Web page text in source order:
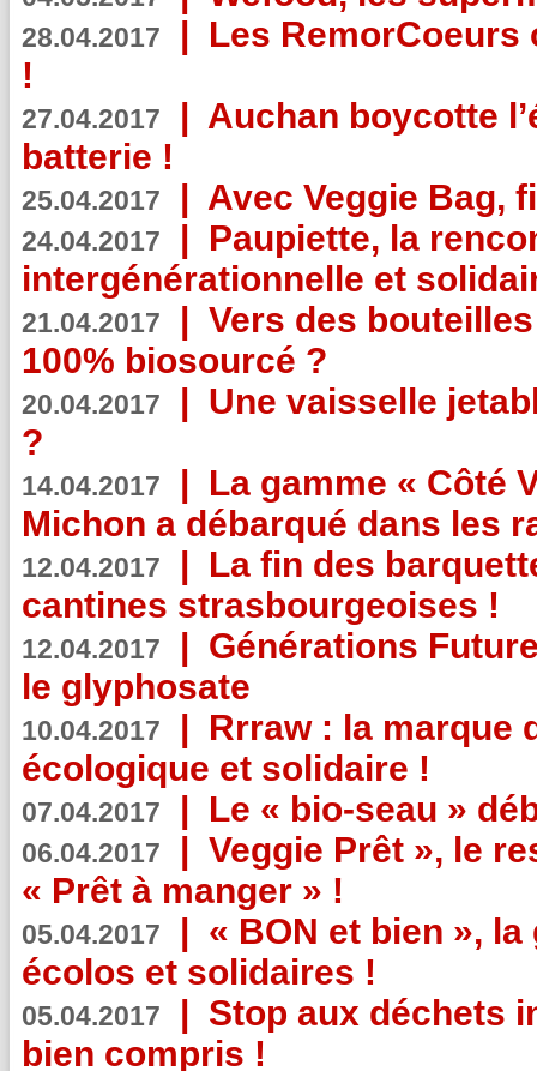
28.04.2017 | Les RemorCoeurs
!
27.04.2017 | Auchan boycotte
batterie !
25.04.2017 | Avec Veggie Bag,
24.04.2017 | Paupiette, la
intergénérationnelle et
21.04.2017 | Vers des
100% biosourcé ?
20.04.2017 | Une vaisselle
?
14.04.2017 | La gamme « Côté
Michon a débarqué dans les
12.04.2017 | La fin des
cantines strasbourgeoises !
12.04.2017 | Générations
le glyphosate
10.04.2017 | Rrraw : la marque
écologique et solidaire !
07.04.2017 | Le « bio-seau »
06.04.2017 | Veggie Prêt », le
« Prêt à manger » !
05.04.2017 | « BON et bien »,
écolos et solidaires !
05.04.2017 | Stop aux déchets
bien compris !